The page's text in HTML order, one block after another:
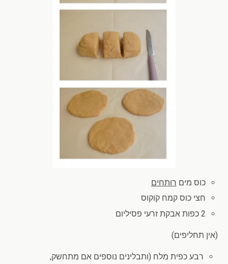
כוס מים רותחים
חצי כוס קמח קוקוס
2 כפות אבקת זרעי פסיליום
(אין תחליפים)
רבע כפית מלח (ותבלינים נוספים אם מתחשק,